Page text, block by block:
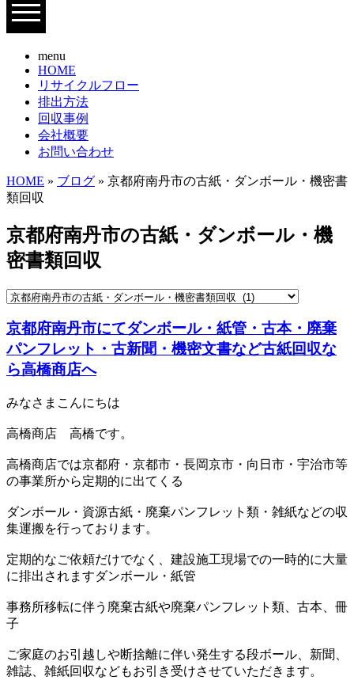
menu
HOME
リサイクルフロー
排出方法
回収事例
会社概要
お問い合わせ
HOME » ブログ » 京都府南丹市の古紙・ダンボール・機密書
類回収
京都府南丹市の古紙・ダンボール・機
密書類回収
京都府南丹市にてダンボール・紙管・古本・廃棄
パンフレット・古新聞・機密文書など古紙回収な
ら高橋商店へ
みなさまこんにちは
高橋商店 高橋です。
高橋商店では京都府・京都市・長岡京市・向日市・宇治市等
の事業所から定期的に出てくる
ダンボール・資源古紙・廃棄パンフレット類・雑紙などの収
集運搬を行っております。
定期的なご依頼だけでなく、建設施工現場での一時的に大量
に排出されますダンボール・紙管
事務所移転に伴う廃棄古紙や廃棄パンフレット類、古本、冊
子
ご家庭のお引越しや断捨離に伴い発生する段ボール、新聞、
雑誌、雑紙回収などもお引き受けさせていただきます。